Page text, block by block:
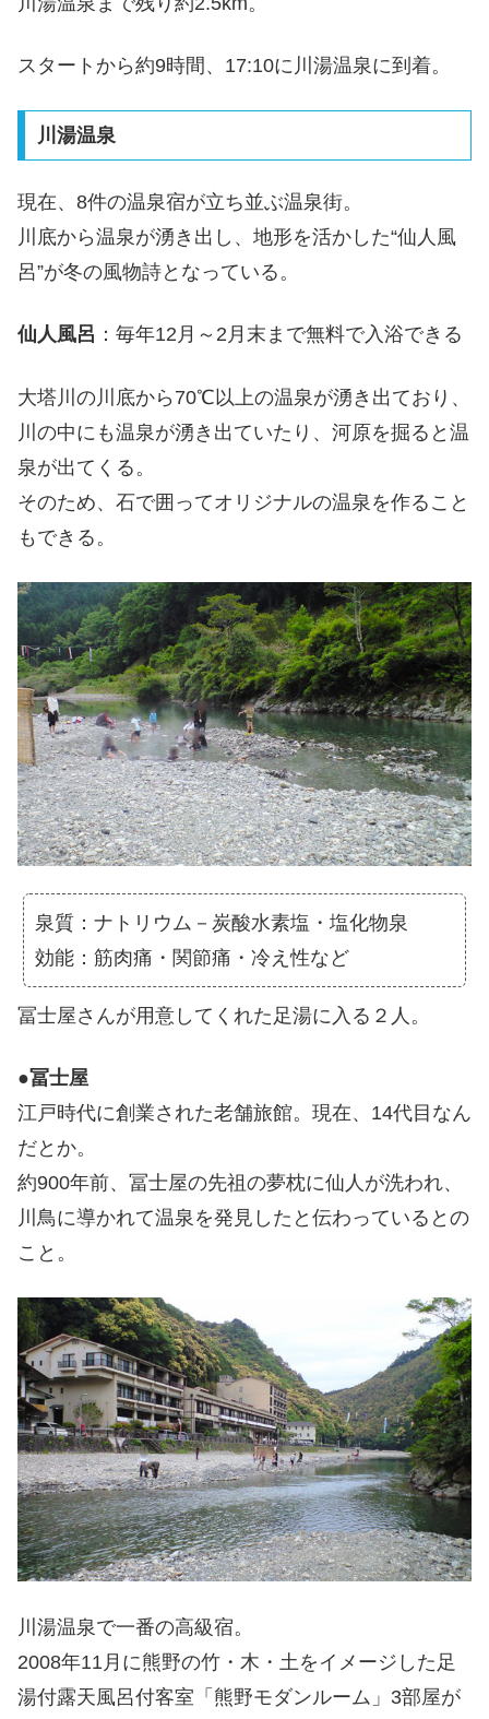
スタートから約9時間、17:10に川湯温泉に到着。
川湯温泉
現在、8件の温泉宿が立ち並ぶ温泉街。
川底から温泉が湧き出し、地形を活かした“仙人風
呂”が冬の風物詩となっている。
仙人風呂 ：毎年12月～2月末まで無料で入浴できる
大塔川の川底から70℃以上の温泉が湧き出ており、
川の中にも温泉が湧き出ていたり、河原を掘ると温
泉が出てくる。
そのため、石で囲ってオリジナルの温泉を作ること
もできる。
泉質：ナトリウム－炭酸水素塩・塩化物泉
効能：筋肉痛・関節痛・冷え性など
冨士屋さんが用意してくれた足湯に入る２人。
●冨士屋
江戸時代に創業された老舗旅館。現在、14代目なん
だとか。
約900年前、冨士屋の先祖の夢枕に仙人が洗われ、
川鳥に導かれて温泉を発見したと伝わっているとの
こと。
川湯温泉で一番の高級宿。
2008年11月に熊野の竹・木・土をイメージした足
湯付露天風呂付客室「熊野モダンルーム」3部屋が